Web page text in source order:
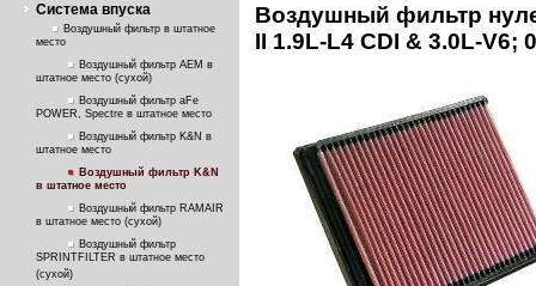
Система впуска
Воздушный фильтр в штатное
место
Воздушный фильтр AEM в
штатное место (сухой)
Воздушный фильтр aFe
POWER, Spectre в штатное место
Воздушный фильтр K&N в
штатное место
Воздушный фильтр K&N
в штатное место
Воздушный фильтр RAMAIR
в штатное место (сухой)
Воздушный фильтр
SPRINTFILTER в штатное место
(сухой)
Воздушный фильтр
II 1.9L-L4 CDI & 3.0L-V6;